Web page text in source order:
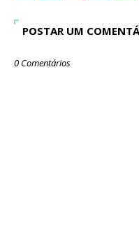
POSTAR UM
0 Comentários